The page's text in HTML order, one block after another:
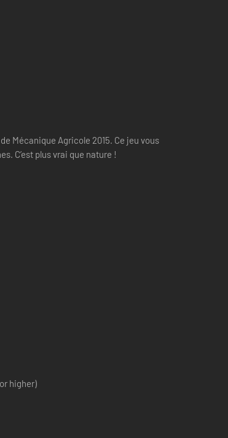
Mécanique Agricole 2015. Ce jeu vous
C’est plus vrai que nature !
higher)